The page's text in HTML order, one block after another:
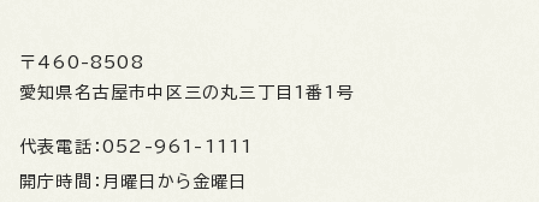
〒460-8508
愛知県名古屋市中区三の丸三丁目1番1号
代表電話： 052-961-1111
開庁時間： 月曜日から金曜日